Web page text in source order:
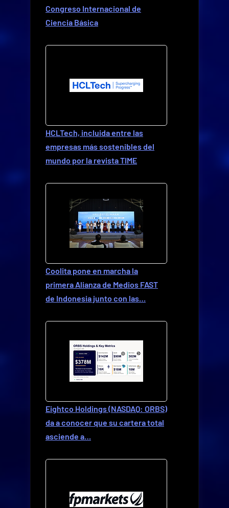
Congreso Internacional de
Ciencia Básica
HCLTech, incluida entre las
empresas más sostenibles del
mundo por la revista TIME
Coolita pone en marcha la
primera Alianza de Medios FAST
de Indonesia junto con las…
Eightco Holdings (NASDAQ: ORBS)
da a conocer que su cartera total
asciende a…